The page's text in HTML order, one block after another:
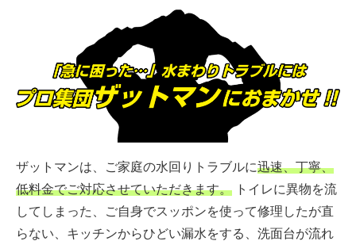
ザットマンは、ご家庭の水回りトラブルに迅速、丁寧、
低料金でご対応させていただきます。 トイレに異物を流
してしまった、ご自身でスッポンを使って修理したが直
らない、キッチンからひどい漏水をする、洗面台が流れ